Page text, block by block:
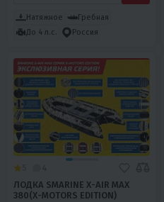
Натяжное
Гребная
До 4 л.с.
Россия
ЛОДКА SMARINE X-AIR MAX
380(X-MOTORS EDITION)